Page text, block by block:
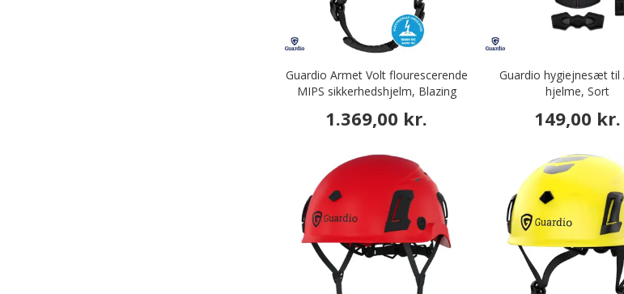
Guardio Armet Volt flourescerende
MIPS sikkerhedshjelm, Blazing
1.369,00 kr.
Guardio hygiejnesæt til
hjelme, Sort
149,00 kr.